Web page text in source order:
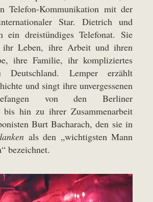
Telefon-Kommunikation mit der
Star. Dietrich und
ein dreistündiges Telefonat. Sie
ihr Leben, ihre Arbeit und ihren
ihre Familie, ihr kompliziertes
Deutschland. Lemper erzählt
und singt ihre unvergessenen
von den Berliner
bis hin zu ihrer Zusammenarbeit
Burt Bacharach, den sie in
als den „wichtigsten Mann
bezeichnet.